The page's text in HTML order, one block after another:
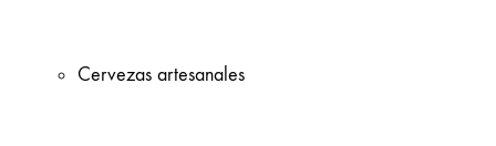
Cervezas artesanales